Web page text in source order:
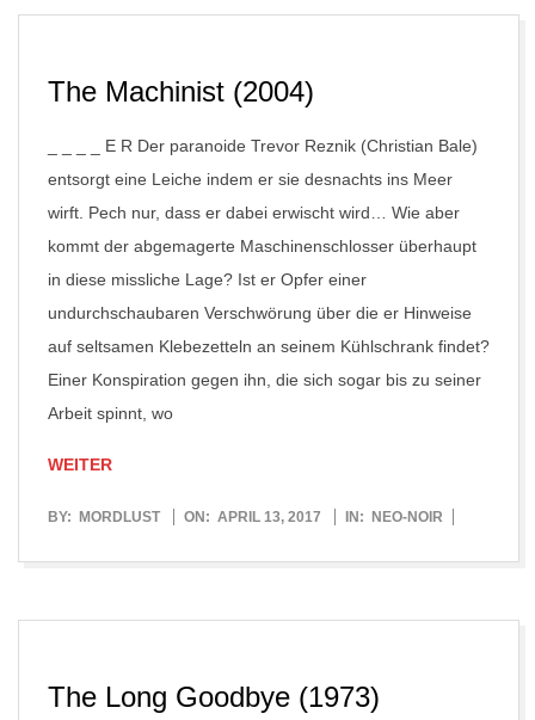
The Machinist (2004)
_ _ _ _ E R Der paranoide Trevor Reznik (Christian Bale)
entsorgt eine Leiche indem er sie desnachts ins Meer
wirft. Pech nur, dass er dabei erwischt wird… Wie aber
kommt der abgemagerte Maschinenschlosser überhaupt
in diese missliche Lage? Ist er Opfer einer
undurchschaubaren Verschwörung über die er Hinweise
auf seltsamen Klebezetteln an seinem Kühlschrank findet?
Einer Konspiration gegen ihn, die sich sogar bis zu seiner
Arbeit spinnt, wo
WEITER
2017-
BY: MORDLUST ON: APRIL 13, 2017 IN: NEO-NOIR
The Long Goodbye (1973)